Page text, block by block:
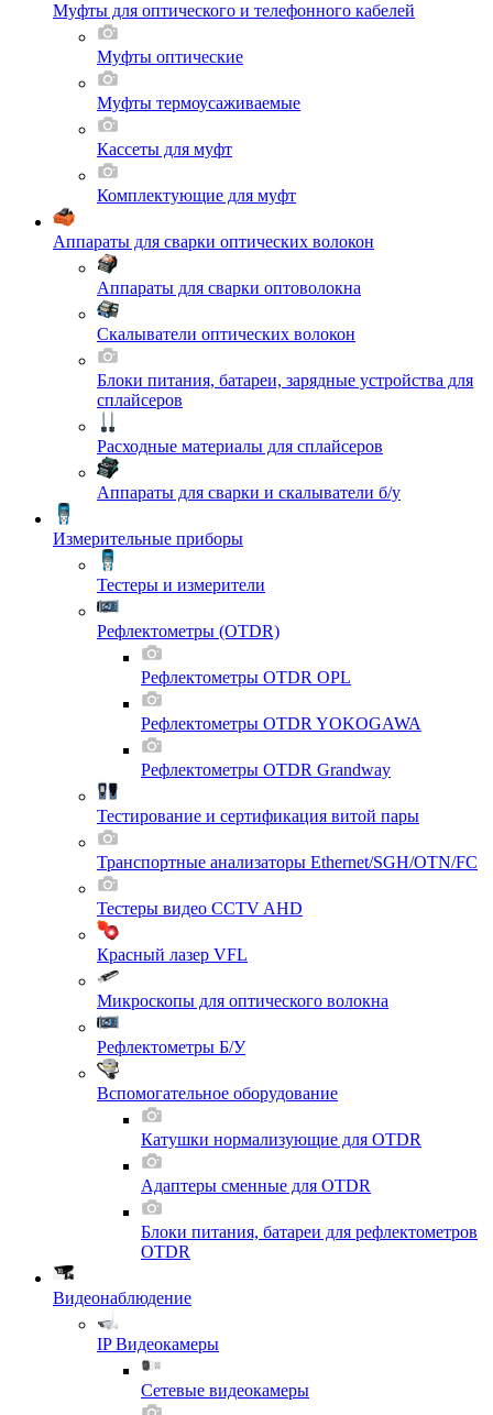
Муфты для оптического и телефонного кабелей
Муфты оптические
Муфты термоусаживаемые
Кассеты для муфт
Комплектующие для муфт
Аппараты для сварки оптических волокон
Аппараты для сварки оптоволокна
Скалыватели оптических волокон
Блоки питания, батареи, зарядные устройства для
сплайсеров
Расходные материалы для сплайсеров
Аппараты для сварки и скалыватели б/у
Измерительные приборы
Тестеры и измерители
Рефлектометры (OTDR)
Рефлектометры OTDR OPL
Рефлектометры OTDR YOKOGAWA
Рефлектометры OTDR Grandway
Тестирование и сертификация витой пары
Транспортные анализаторы Ethernet/SGH/OTN/FC
Тестеры видео CCTV AHD
Красный лазер VFL
Микроскопы для оптического волокна
Рефлектометры Б/У
Вспомогательное оборудование
Катушки нормализующие для OTDR
Адаптеры сменные для OTDR
Блоки питания, батареи для рефлектометров
OTDR
Видеонаблюдение
IP Видеокамеры
Сетевые видеокамеры